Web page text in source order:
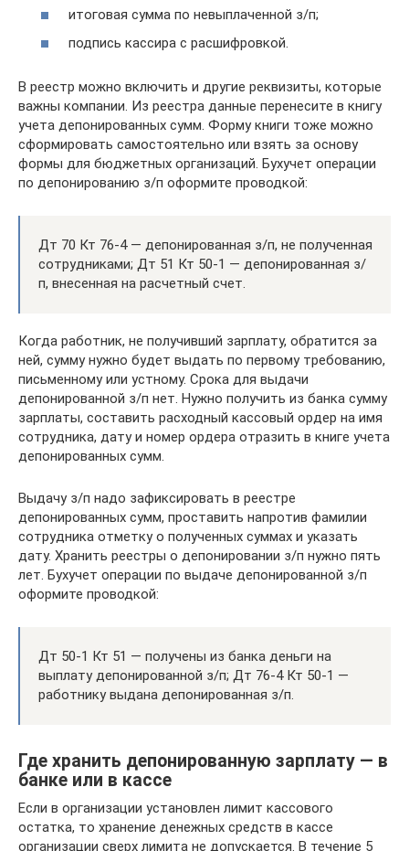
итоговая сумма по невыплаченной з/п;
подпись кассира с расшифровкой.
В реестр можно включить и другие реквизиты, которые
важны компании. Из реестра данные перенесите в книгу
учета депонированных сумм. Форму книги тоже можно
сформировать самостоятельно или взять за основу
формы для бюджетных организаций. Бухучет операции
по депонированию з/п оформите проводкой:
Дт 70 Кт 76-4 — депонированная з/п, не полученная
сотрудниками; Дт 51 Кт 50-1 — депонированная з/
п, внесенная на расчетный счет.
Когда работник, не получивший зарплату, обратится за
ней, сумму нужно будет выдать по первому требованию,
письменному или устному. Срока для выдачи
депонированной з/п нет. Нужно получить из банка сумму
зарплаты, составить расходный кассовый ордер на имя
сотрудника, дату и номер ордера отразить в книге учета
депонированных сумм.
Выдачу з/п надо зафиксировать в реестре
депонированных сумм, проставить напротив фамилии
сотрудника отметку о полученных суммах и указать
дату. Хранить реестры о депонировании з/п нужно пять
лет. Бухучет операции по выдаче депонированной з/п
оформите проводкой:
Дт 50-1 Кт 51 — получены из банка деньги на
выплату депонированной з/п; Дт 76-4 Кт 50-1 —
работнику выдана депонированная з/п.
Где хранить депонированную зарплату — в
банке или в кассе
Если в организации установлен лимит кассового
остатка, то хранение денежных средств в кассе
организации сверх лимита не допускается. В течение 5